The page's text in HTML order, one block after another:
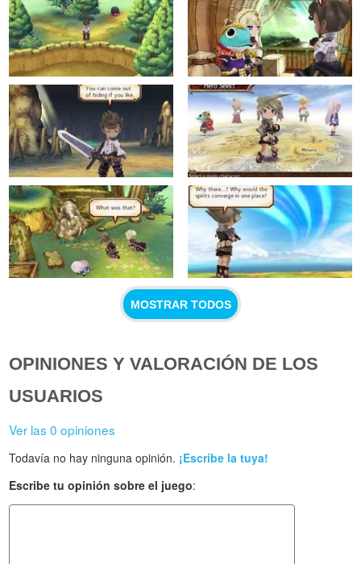
MOSTRAR TODOS
OPINIONES Y VALORACIÓN DE LOS
USUARIOS
Ver las 0 opiniones
Todavía no hay ninguna opinión. ¡Escribe la tuya!
Escribe tu opinión sobre el juego: